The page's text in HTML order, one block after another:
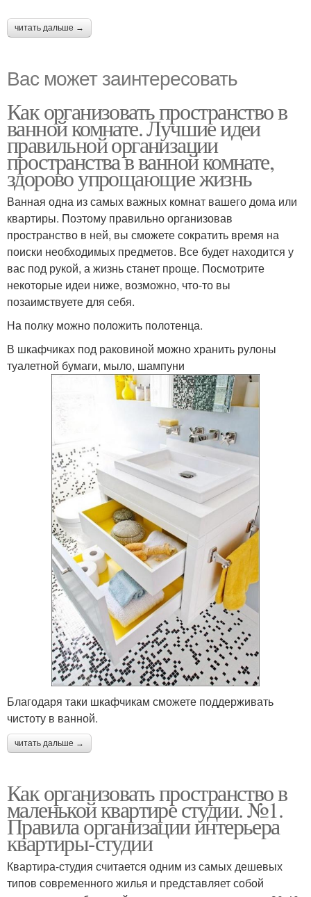
читать дальше →
Вас может заинтересовать
Как организовать пространство в
ванной комнате. Лучшие идеи
правильной организации
пространства в ванной комнате,
здорово упрощающие жизнь
Ванная одна из самых важных комнат вашего дома или
квартиры. Поэтому правильно организовав
пространство в ней, вы сможете сократить время на
поиски необходимых предметов. Все будет находится у
вас под рукой, а жизнь станет проще. Посмотрите
некоторые идеи ниже, возможно, что-то вы
позаимствуете для себя.
На полку можно положить полотенца.
В шкафчиках под раковиной можно хранить рулоны
туалетной бумаги, мыло, шампуни
Благодаря таки шкафчикам сможете поддерживать
чистоту в ванной.
читать дальше →
Как организовать пространство в
маленькой квартире студии. №1.
Правила организации интерьера
квартиры-студии
Квартира-студия считается одним из самых дешевых
типов современного жилья и представляет собой